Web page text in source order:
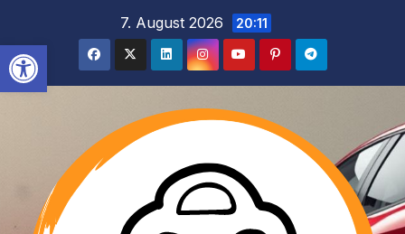
Werkzeugleiste öffnen
springen
7. August 2026 20:11